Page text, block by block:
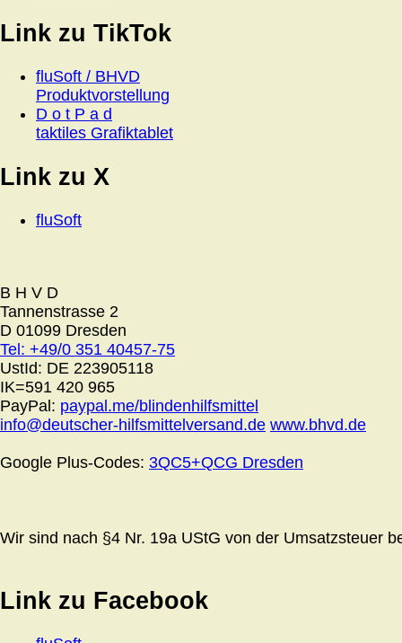
Link zu TikTok
fluSoft / BHVD
Produktvorstellung
D o t P a d
taktiles Grafiktablet
Link zu X
fluSoft
B H V D
Tannenstrasse 2
D 01099 Dresden
Tel: +49/0 351 40457-75
UstId: DE 223905118
IK=591 420 965
PayPal: paypal.me/blindenhilfsmittel
info@deutscher-hilfsmittelversand.de www.bhvd.de
Google Plus-Codes: 3QC5+QCG Dresden
Wir sind nach §4 Nr. 19a UStG von der Umsatzsteuer
Link zu Facebook